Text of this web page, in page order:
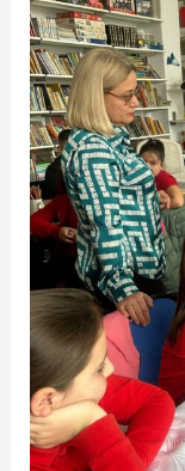
la
Biblioteca
Municipală
I.
N.
Roman!